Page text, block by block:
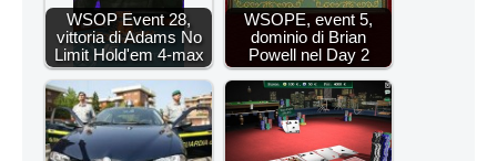
WSOP Event 28,
vittoria di Adams No
Limit Hold'em 4-max
WSOPE, event 5,
dominio di Brian
Powell nel Day 2